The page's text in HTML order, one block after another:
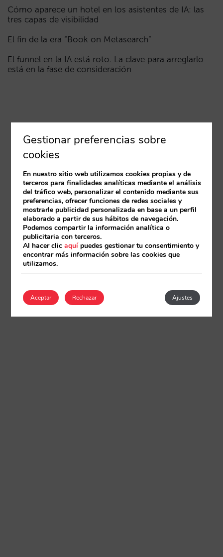
Cómo aparece un hotel en los asistentes de IA: las
tres capas de visibilidad
El fin de la era “Book on Metasearch”
El funnel en la IA está roto. La clave para arreglarlo
está en la fase de consideración
Gestionar preferencias sobre
cookies
En nuestro sitio web utilizamos cookies propias y de
terceros para finalidades analíticas mediante el análisis
del tráfico web, personalizar el contenido mediante sus
preferencias, ofrecer funciones de redes sociales y
mostrarle publicidad personalizada en base a un perfil
elaborado a partir de sus hábitos de navegación.
Podemos compartir la información analítica o
publicitaria con terceros.
Al hacer clicaquípuedes gestionar tu consentimiento y
encontrar más información sobre las cookies que
utilizamos.
Aceptar Ajustes
Rechazar